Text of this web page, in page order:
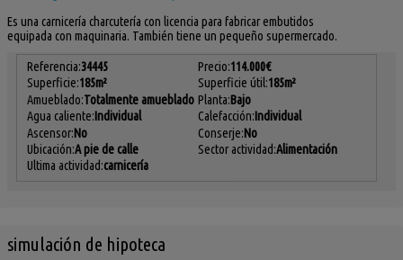
Es una carnicería charcutería con licencia para fabricar embutidos
equipada con maquinaria. También tiene un pequeño supermercado.
Referencia:34445 Precio:114.000€
Superficie:185m² Superficie útil:185m²
Amueblado:Totalmente amueblado Planta:Bajo
Agua caliente:Individual Calefacción:Individual
Ascensor:No Conserje:No
Ubicación:A pie de calle Sector actividad:Alimentación
Ultima actividad:carnicería
simulación de hipoteca